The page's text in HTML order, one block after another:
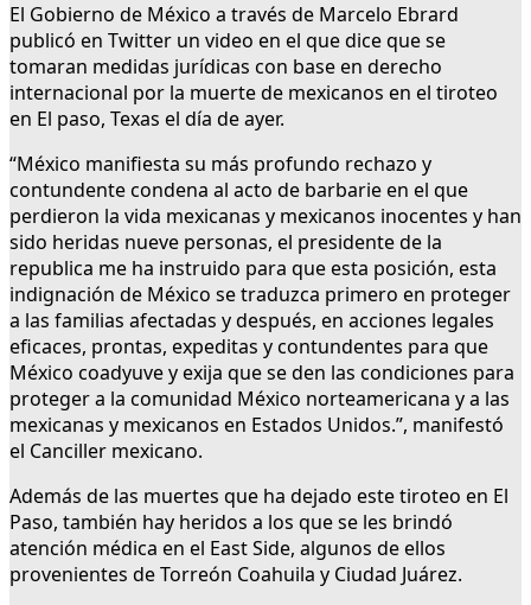
El Gobierno de México a través de Marcelo Ebrard
publicó en Twitter un video en el que dice que se
tomaran medidas jurídicas con base en derecho
internacional por la muerte de mexicanos en el tiroteo
en El paso, Texas el día de ayer.
“México manifiesta su más profundo rechazo y
contundente condena al acto de barbarie en el que
perdieron la vida mexicanas y mexicanos inocentes y han
sido heridas nueve personas, el presidente de la
republica me ha instruido para que esta posición, esta
indignación de México se traduzca primero en proteger
a las familias afectadas y después, en acciones legales
eficaces, prontas, expeditas y contundentes para que
México coadyuve y exija que se den las condiciones para
proteger a la comunidad México norteamericana y a las
mexicanas y mexicanos en Estados Unidos.”, manifestó
el Canciller mexicano.
Además de las muertes que ha dejado este tiroteo en El
Paso, también hay heridos a los que se les brindó
atención médica en el East Side, algunos de ellos
provenientes de Torreón Coahuila y Ciudad Juárez.